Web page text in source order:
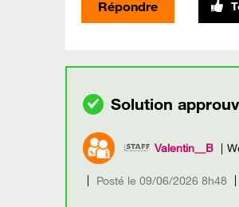
Répondre
Valentin__B
Posté le ‎09/06/2026 8h48